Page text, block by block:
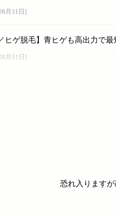
月31日 ]
ヒゲ脱毛】青ヒゲも高出力で
月31日 ]
恐れ入ります